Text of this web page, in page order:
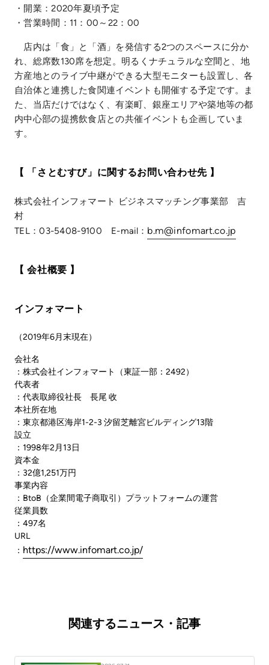
・開業：2020年夏頃予定
・営業時間：11：00～22：00
店内は「食」と「酒」を発信する2つのスペースに分か
れ、総席数130席を想定。明るくナチュラルな空間と、地
方産地とのライブ中継ができる大型モニターも設置し、各
自治体と連携した食関連イベントも開催する予定です。ま
た、当店だけではなく、有楽町、銀座エリアや築地等の都
内中心部の提携飲食店との共催イベントも企画していま
す。
【 「さとむすび」に関するお問い合わせ先 】
株式会社インフォマート ビジネスマッチング事業部 吉
村
TEL：03-5408-9100 E-mail： b.m@infomart.co.jp
【 会社概要 】
インフォマート
（2019年6月末現在）
会社名
：株式会社インフォマート（東証一部：2492）
代表者
：代表取締役社長 長尾 收
本社所在地
：東京都港区海岸1-2-3 汐留芝離宮ビルディング13階
設立
：1998年2月13日
資本金
：32億1,251万円
事業内容
：BtoB（企業間電子商取引）プラットフォームの運営
従業員数
：497名
URL
： https://www.infomart.co.jp/
関連するニュース・記事